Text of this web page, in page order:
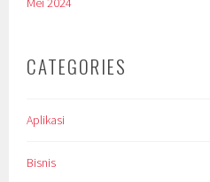
CATEGORIES
Aplikasi
Bisnis